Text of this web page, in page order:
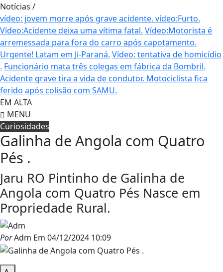
Notícias /
vídeo: jovem morre após grave acidente. vídeo:Furto.
Vídeo:Acidente deixa uma vítima fatal. Vídeo:Motorista é
arremessada para fora do carro após capotamento.
Urgente! Latam em Ji-Paraná. Vídeo: tentativa de homicídio
. Funcionário mata três colegas em fábrica da Bombril.
Acidente grave tira a vida de condutor. Motociclista fica
ferido após colisão com SAMU.
EM ALTA
MENU
Curiosidades
Galinha de Angola com Quatro
Pés .
Jaru RO Pintinho de Galinha de
Angola com Quatro Pés Nasce em
Propriedade Rural.
PorAdm Em 04/12/2024 10:09